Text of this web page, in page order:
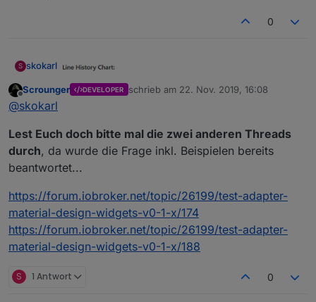
0
S skokarl
Gehört der rechte Teil mit zum Widget ?
Wenn ja, wo finde ich den ?
Wenn nein, was ist das für ein Widget ?
Danke und Gruß
Offline
Scrounger DEVELOPER schrieb am 22. Nov. 2019, 16:08
zuletzt editiert von
@skokarl
Lest Euch doch bitte mal die zwei anderen Threads
durch, da wurde die Frage inkl. Beispielen bereits
beantwortet...
https://forum.iobroker.net/topic/26199/test-adapter-
material-design-widgets-v0-1-x/174
https://forum.iobroker.net/topic/26199/test-adapter-
material-design-widgets-v0-1-x/188
S 1 Antwort 0